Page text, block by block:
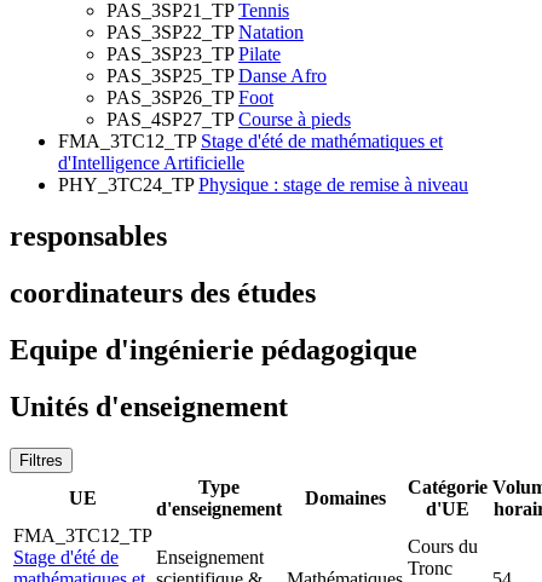
PAS_3SP21_TP Tennis
PAS_3SP22_TP Natation
PAS_3SP23_TP Pilate
PAS_3SP25_TP Danse Afro
PAS_3SP26_TP Foot
PAS_4SP27_TP Course à pieds
FMA_3TC12_TP Stage d'été de mathématiques et
d'Intelligence Artificielle
PHY_3TC24_TP Physique : stage de remise à niveau
responsables
coordinateurs des études
Equipe d'ingénierie pédagogique
Unités d'enseignement
Filtres
UE
Type
d'enseignement
Domaines
Catégorie
d'UE
FMA_3TC12_TP
Stage d'été de
Enseignement
Cours du
Tronc